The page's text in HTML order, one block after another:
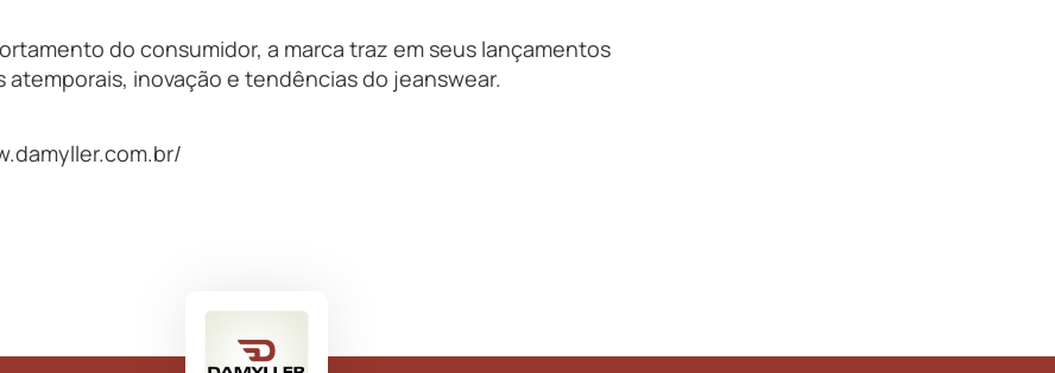
do consumidor, a marca traz em seus lançamentos
atemporais, inovação e tendências do jeanswear.